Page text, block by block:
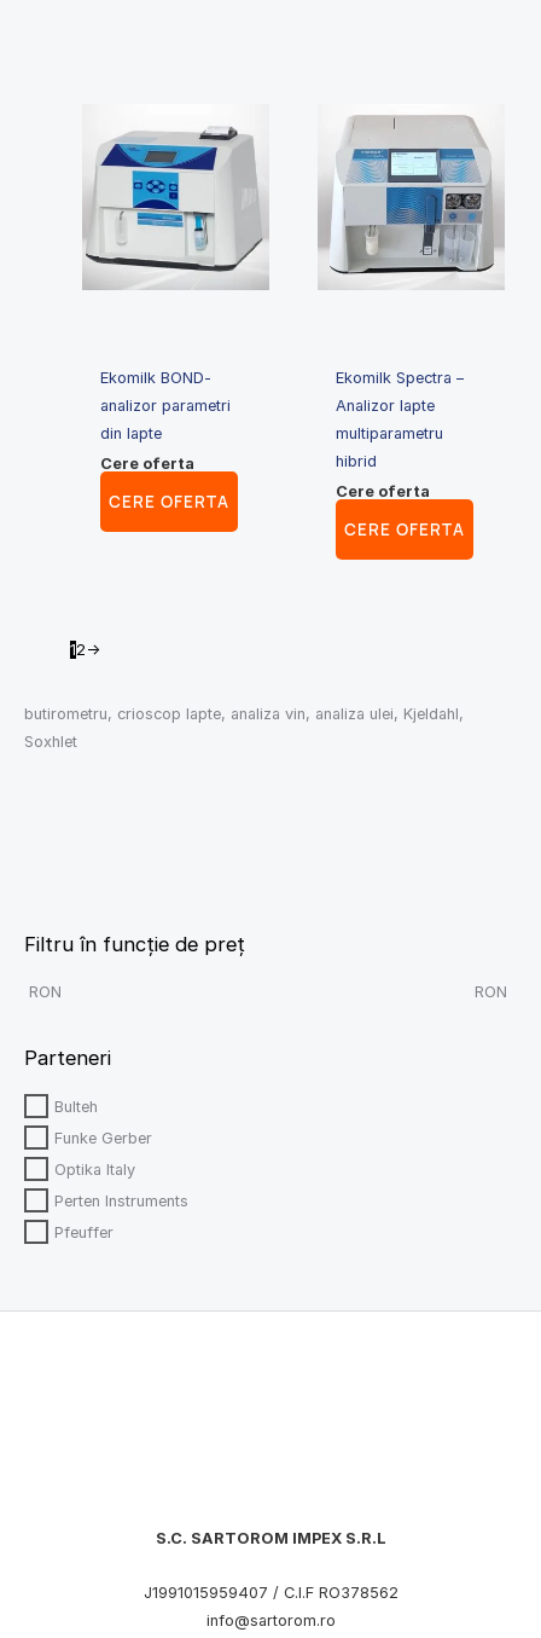
Filtru în funcție de preț
RON RON
Parteneri
Bulteh
Funke Gerber
Optika Italy
Perten Instruments
Pfeuffer
Ekomilk BOND-
analizor parametri
din lapte
Cere oferta
CERE OFERTA
Ekomilk Spectra –
Analizor lapte
multiparametru
hibrid
Cere oferta
CERE OFERTA
12 →
butirometru, crioscop lapte, analiza vin, analiza ulei, Kjeldahl,
Soxhlet
S.C. SARTOROM IMPEX S.R.L
J1991015959407 / C.I.F RO378562
info@sartorom.ro